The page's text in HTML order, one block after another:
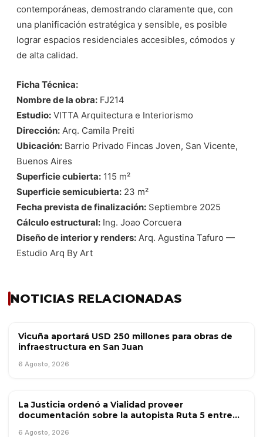
contemporáneas, demostrando claramente que, con
una planificación estratégica y sensible, es posible
lograr espacios residenciales accesibles, cómodos y
de alta calidad.
Ficha Técnica:
Nombre de la obra: FJ214
Estudio: VITTA Arquitectura e Interiorismo
Dirección: Arq. Camila Preiti
Ubicación: Barrio Privado Fincas Joven, San Vicente,
Buenos Aires
Superficie cubierta: 115 m²
Superficie semicubierta: 23 m²
Fecha prevista de finalización: Septiembre 2025
Cálculo estructural: Ing. Joao Corcuera
Diseño de interior y renders: Arq. Agustina Tafuro —
Estudio Arq By Art
NOTICIAS RELACIONADAS
OBRA PÚBLICA
Vicuña aportará USD 250 millones para obras de
infraestructura en San Juan
6 Agosto, 2026
OBRA PÚBLICA
La Justicia ordenó a Vialidad proveer
documentación sobre la autopista Ruta 5 entre
6 Agosto, 2026